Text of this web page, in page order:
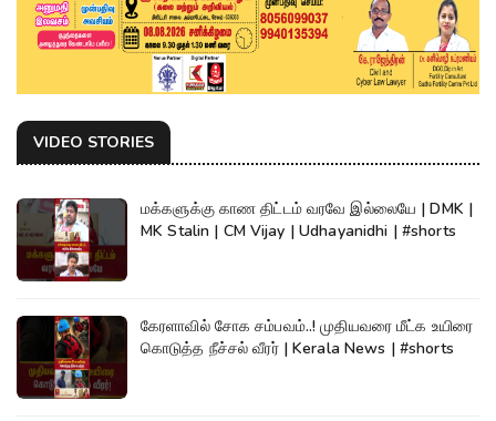
VIDEO STORIES
மக்களுக்கு காண திட்டம் வரவே இல்லையே | DMK |
MK Stalin | CM Vijay | Udhayanidhi | #shorts
கேரளாவில் சோக சம்பவம்..! முதியவரை மீட்க உயிரை
கொடுத்த நீச்சல் வீரர் | Kerala News | #shorts